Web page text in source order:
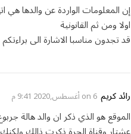
إن المعلومات الواردة عن والدها
اولا ومن ثم القانونية
قد تجدون مناسبا الاشارة الى
رائد كريم 6 أغسطس,2020 9:41 م
الموقع هو الذي ذكر ان والد هالة